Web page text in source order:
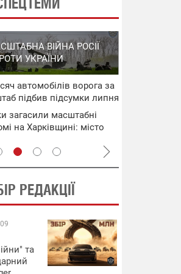
ВІЙНА РОСІЇ
УКРАЇНИ
автомобілів ворога за
підбив підсумки липня
загасили масштабні
на Харківщині: місто
РЕДАКЦІЇ
та